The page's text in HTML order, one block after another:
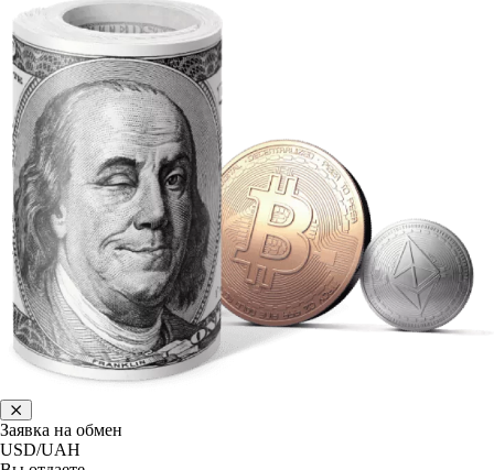
Заявка на обмен
USD/UAH